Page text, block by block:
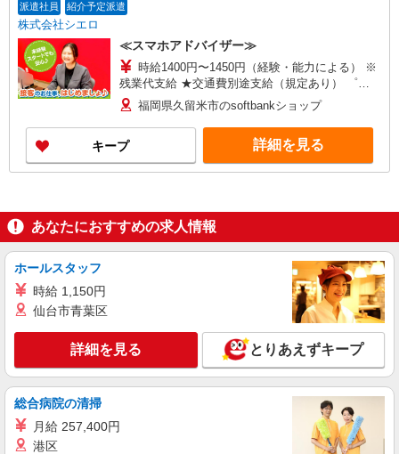
派遣社員 紹介予定派遣
株式会社シエロ
≪スマホアドバイザー≫
時給1400円〜1450円（経験・能力による） ※
残業代支給 ★交通費別途支給（規定あり） ゜
+゜・。○。・゜+゜・。○。・゜+゜ 入社祝い金10
万円支給(規定有) お友達を紹介頂くと, インセンテ
ィブ支給(規定有) ★月2回払い・週払い可能（規程
有）★ ゜・。○。・゜+゜・。○。・゜+゜
福岡県久留米市のsoftbankショップ
キープ 詳細を見る
あなたにおすすめの求人情報
ホールスタッフ
時給 1,150円
仙台市青葉区
詳細を見る とりあえずキープ
総合病院の清掃
月給 257,400円
港区